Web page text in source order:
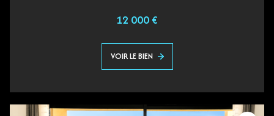
12 000 €
VOIR LE BIEN